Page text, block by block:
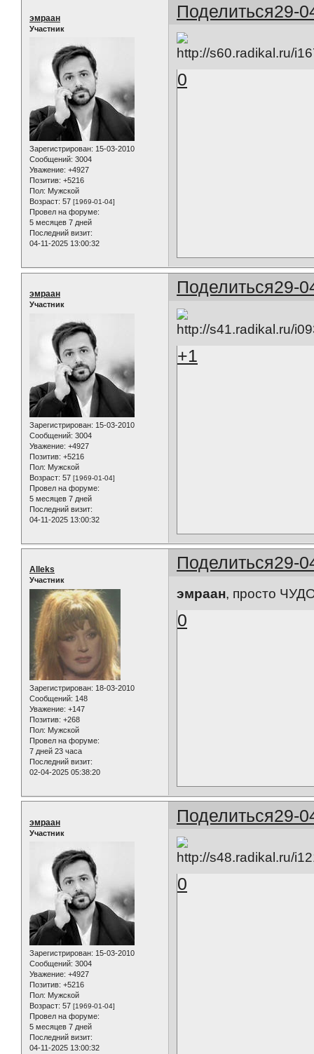
Поделиться29-
эмраан
Участник
Зарегистрирован: 15-03-2010
Сообщений: 3004
Уважение: +4927
Позитив: +5216
Пол: Мужской
Возраст: 57 [1969-01-04]
Провел на форуме:
5 месяцев 7 дней
Последний визит:
04-11-2025 13:00:32
0
Поделиться29-
эмраан
Участник
Зарегистрирован: 15-03-2010
Сообщений: 3004
Уважение: +4927
Позитив: +5216
Пол: Мужской
Возраст: 57 [1969-01-04]
Провел на форуме:
5 месяцев 7 дней
Последний визит:
04-11-2025 13:00:32
+1
Поделиться29-
Alleks
Участник
Зарегистрирован: 18-03-2010
Сообщений: 148
Уважение: +147
Позитив: +268
Пол: Мужской
Провел на форуме:
7 дней 23 часа
Последний визит:
02-04-2025 05:38:20
эмраан, просто
0
Поделиться29-
эмраан
Участник
Зарегистрирован: 15-03-2010
Сообщений: 3004
Уважение: +4927
Позитив: +5216
Пол: Мужской
Возраст: 57 [1969-01-04]
Провел на форуме:
5 месяцев 7 дней
Последний визит:
04-11-2025 13:00:32
0